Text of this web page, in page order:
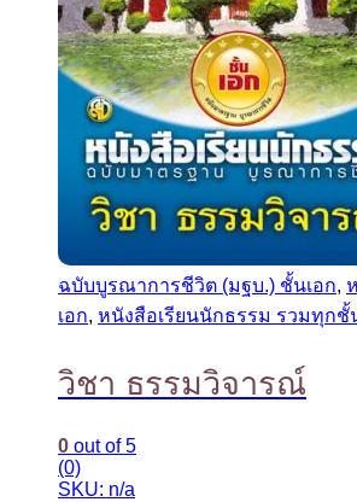
ฉบับบูรณาการชีวิต (มฐบ.) ชั้นเอก,
เอก, หนังสือเรียนนักธรรม รวมทุกชั้
วิชา ธรรมวิจารณ์
0 out of 5
(0)
SKU: n/a